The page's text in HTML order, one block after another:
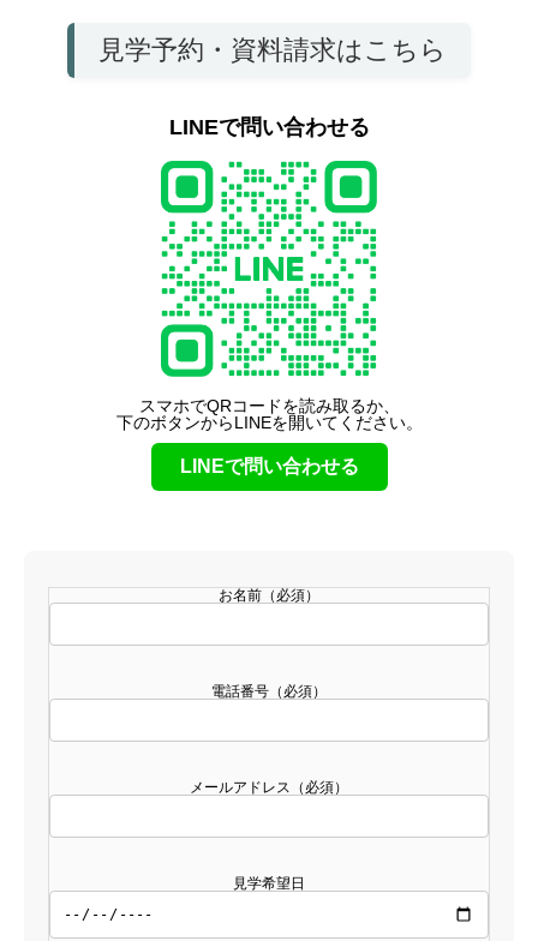
見学予約・資料請求はこちら
LINEで問い合わせる
スマホでQRコードを読み取るか、
下のボタンからLINEを開いてください。
LINEで問い合わせる
お名前（必須）
電話番号（必須）
メールアドレス（必須）
見学希望日